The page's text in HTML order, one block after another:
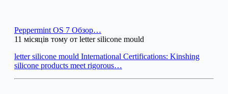
Peppermint OS 7 Обзор…
11 місяців тому от letter silicone mould
letter silicone mould International Certifications: Kinshing
silicone products meet rigorous…